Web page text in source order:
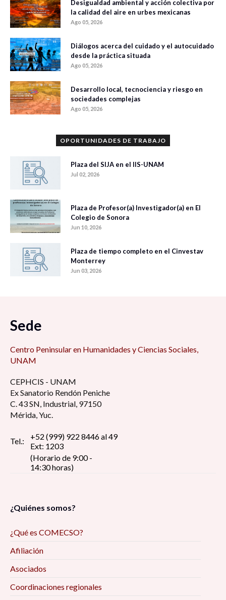
Desigualdad ambiental y acción colectiva por
la calidad del aire en urbes mexicanas
Ago 05, 2026
Diálogos acerca del cuidado y el autocuidado
desde la práctica situada
Ago 05, 2026
Desarrollo local, tecnociencia y riesgo en
sociedades complejas
Ago 05, 2026
OPORTUNIDADES DE TRABAJO
Plaza del SIJA en el IIS-UNAM
Jul 02, 2026
Plaza de Profesor(a) Investigador(a) en El
Colegio de Sonora
Jun 10, 2026
Plaza de tiempo completo en el Cinvestav
Monterrey
Jun 03, 2026
Sede
Centro Peninsular en Humanidades y Ciencias Sociales,
UNAM
CEPHCIS - UNAM
Ex Sanatorio Rendón Peniche
C. 43 SN, Industrial, 97150
Mérida, Yuc.
Tel.:
+52 (999) 922 8446 al 49
Ext: 1203
(Horario de 9:00 -
14:30 horas)
¿Quiénes somos?
¿Qué es COMECSO?
Afiliación
Asociados
Coordinaciones regionales